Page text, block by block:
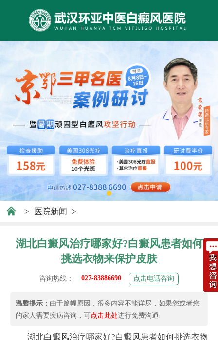
> 医院新闻 >
湖北白癜风治疗哪家好?白癜风患者如何
挑选衣物来保护皮肤
咨询热线： 027-83886690 点击电话咨询
温馨提示： 由于篇幅原因，很多内容不能详尽，如果您或者您
的家人需要疾病咨询，可点击此处进行免费沟通
湖北白癜风治疗哪家好?白癜风患者如何挑选衣物